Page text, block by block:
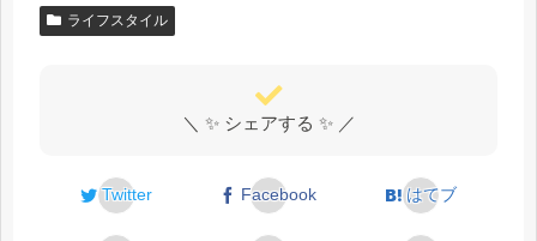
ライフスタイル
＼ ✨ シェアする ✨ ／
Twitter Facebook はてブ